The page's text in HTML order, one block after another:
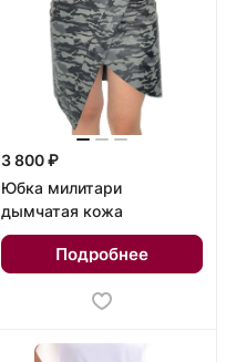
3 800 ₽
Юбка милитари
дымчатая кожа
Подробнее